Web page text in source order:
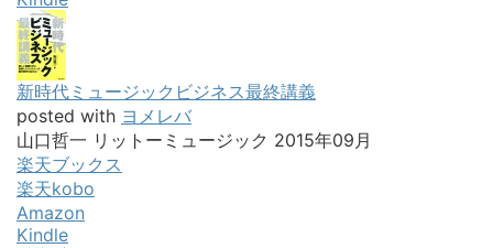
新時代ミュージックビジネス最終講義
posted with ヨメレバ
山口哲一 リットーミュージック 2015年09月
楽天ブックス
楽天kobo
Amazon
Kindle